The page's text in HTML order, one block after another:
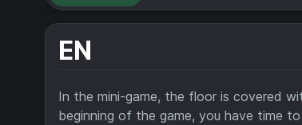
EN
In the mini-game, the floor is covered
beginning of the game, you have time